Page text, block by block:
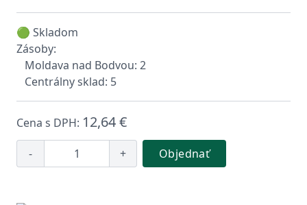
🟢 Skladom
Zásoby:
Moldava nad Bodvou: 2
Centrálny sklad: 5
Cena s DPH: 12,64 €
- + Objednať